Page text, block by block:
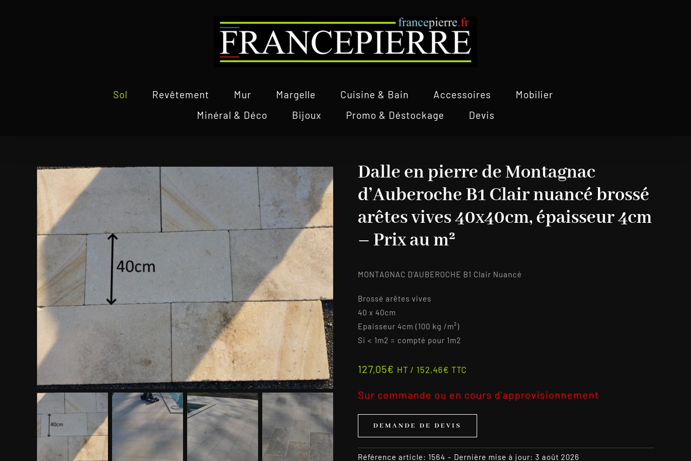
Sol Revêtement Mur Margelle Cuisine & Bain Accessoires
Mobilier
Minéral & Déco
Bijoux Promo & Déstockage Devis
Dalle en pierre de Montagnac
d’Auberoche B1 Clair nuancé brossé
arêtes vives 40x40cm, épaisseur 4cm
– Prix au m²
MONTAGNAC D’AUBEROCHE B1 Clair Nuancé
Brossé arêtes vives
40 x 40cm
Epaisseur 4cm (100 kg /m²)
Si < 1m2 = compté pour 1m2
127,05€ HT / 152,46€ TTC
Sur commande ou en cours d'approvisionnement
DEMANDE DE DEVIS
Référence article: 1564 - Dernière mise à jour: 3 août 2026